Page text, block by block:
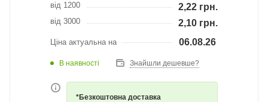
від 1200 2,22 грн.
від 3000 2,10 грн.
Ціна актуальна на 06.08.26
В наявності Знайшли дешевше?
*Безкоштовна доставка